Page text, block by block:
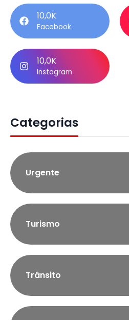
10,0K
Facebook
10,0K
Instagram
Categorias
Urgente
Turismo
Trânsito